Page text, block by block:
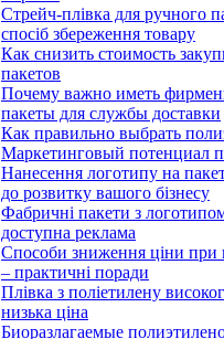
Стрейч-плівка для ручного
спосіб збереження товару
Как снизить стоимость
пакетов
Почему важно иметь
пакеты для службы доставки
Как правильно выбрать
Маркетинговый потенциал
Нанесення логотипу на
до розвитку вашого бізнесу
Фабричні пакети з
доступна реклама
Способи зниження ціни при
– практичні поради
Плівка з поліетилену
низька ціна
Биоразлагаемые